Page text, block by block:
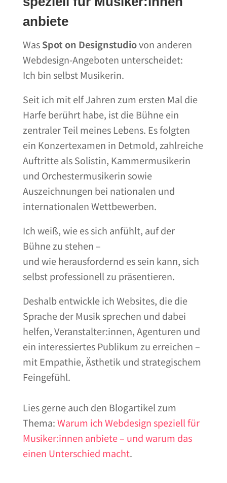
anbiete
WasSpot on Designstudiovon anderen
Webdesign-Angeboten unterscheidet:
Ich bin selbst Musikerin.
Seit ich mit elf Jahren zum ersten Mal die
Harfe berührt habe, ist die Bühne ein
zentraler Teil meines Lebens. Es folgten
ein Konzertexamen in Detmold, zahlreiche
Auftritte als Solistin, Kammermusikerin
und Orchestermusikerin sowie
Auszeichnungen bei nationalen und
internationalen Wettbewerben.
Ich weiß, wie es sich anfühlt, auf der
Bühne zu stehen –
und wie herausfordernd es sein kann, sich
selbst professionell zu präsentieren.
Deshalb entwickle ich Websites, die die
Sprache der Musik sprechen und dabei
helfen, Veranstalter:innen, Agenturen und
ein interessiertes Publikum zu erreichen –
mit Empathie, Ästhetik und strategischem
Feingefühl.
Lies gerne auch den Blogartikel zum
Thema:Warum ich Webdesign speziell für
Musiker:innen anbiete – und warum das
einen Unterschied macht.